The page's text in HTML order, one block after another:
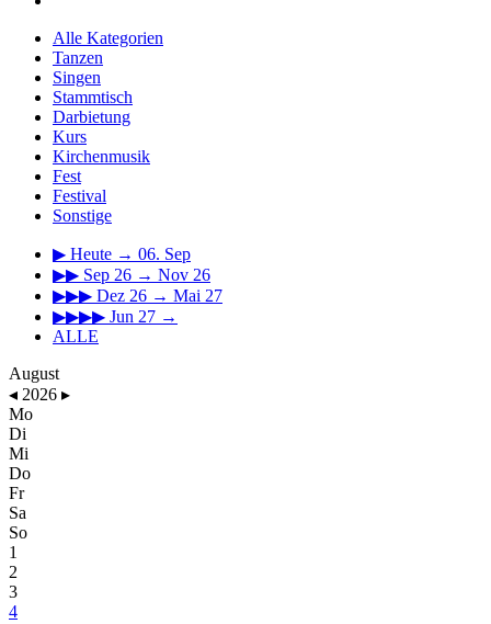
Alle Kategorien
Tanzen
Singen
Stammtisch
Darbietung
Kurs
Kirchenmusik
Fest
Festival
Sonstige
▶ Heute → 06. Sep
▶▶ Sep 26 → Nov 26
▶▶▶ Dez 26 → Mai 27
▶▶▶▶ Jun 27 →
ALLE
August
◂ 2026 ▸
Mo
Di
Mi
Do
Fr
Sa
So
1
2
3
4